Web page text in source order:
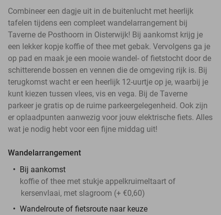
Combineer een dagje uit in de buitenlucht met heerlijk
tafelen tijdens een compleet wandelarrangement bij
Taverne de Posthoorn in Oisterwijk! Bij aankomst krijg je
een lekker kopje koffie of thee met gebak. Vervolgens ga je
op pad en maak je een mooie wandel- of fietstocht door de
schitterende bossen en vennen die de omgeving rijk is. Bij
terugkomst wacht er een heerlijk 12-uurtje op je, waarbij je
kunt kiezen tussen vlees, vis en vega. Bij de Taverne
parkeer je gratis op de ruime parkeergelegenheid. Ook zijn
er oplaadpunten aanwezig voor jouw elektrische fiets. Alles
wat je nodig hebt voor een fijne middag uit!
Wandelarrangement
Bij aankomst
koffie of thee met stukje appelkruimeltaart of
kersenvlaai, met slagroom (+ €0,60)
Wandelroute of fietsroute naar keuze